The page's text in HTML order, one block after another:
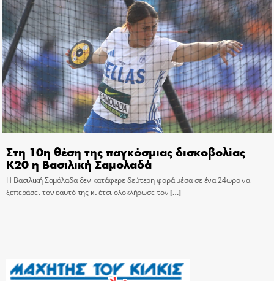
Στη 10η θέση της παγκόσμιας δισκοβολίας
Κ20 η Βασιλική Σαμολαδά
Η Βασιλική Σαμόλαδα δεν κατάφερε δεύτερη φορά μέσα σε ένα 24ωρο να
ξεπεράσει τον εαυτό της κι έτσι ολοκλήρωσε τον[…]